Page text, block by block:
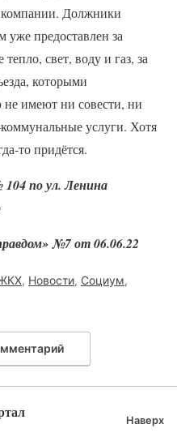
Должники
уже предоставлен за
свет, воду и газ, за
которыми
не имеют ни совести, ни
услуги. Хотя
то придётся.
по ул. Ленина
№7 от 06.06.22
, Новости, Социум,
Наверх